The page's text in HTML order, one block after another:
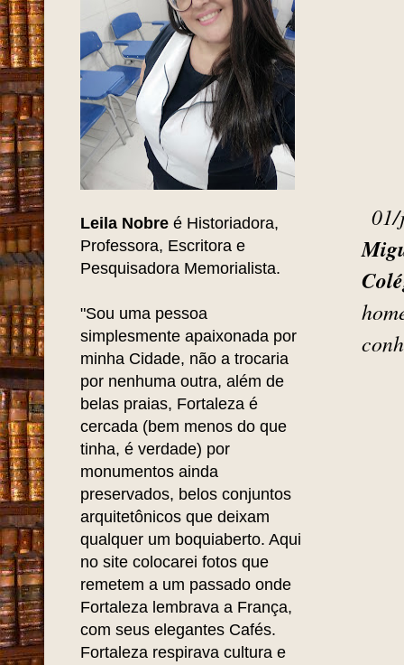
Leila Nobre é Historiadora,
Professora, Escritora e
Pesquisadora Memorialista.
"Sou uma pessoa
simplesmente apaixonada por
minha Cidade, não a trocaria
por nenhuma outra, além de
belas praias, Fortaleza é
cercada (bem menos do que
tinha, é verdade) por
monumentos ainda
preservados, belos conjuntos
arquitetônicos que deixam
qualquer um boquiaberto. Aqui
no site colocarei fotos que
remetem a um passado onde
Fortaleza lembrava a França,
com seus elegantes Cafés.
Fortaleza respirava cultura e